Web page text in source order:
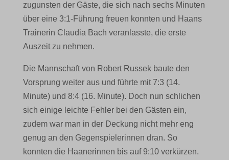
zugunsten der Gäste, die sich nach sechs Minuten
über eine 3:1-Führung freuen konnten und Haans
Trainerin Claudia Bach veranlasste, die erste
Auszeit zu nehmen.
Die Mannschaft von Robert Russek baute den
Vorsprung weiter aus und führte mit 7:3 (14.
Minute) und 8:4 (16. Minute). Doch nun schlichen
sich einige leichte Fehler bei den Gästen ein,
zudem war man in der Deckung nicht mehr eng
genug an den Gegenspielerinnen dran. So
konnten die Haanerinnen bis auf 9:10 verkürzen.